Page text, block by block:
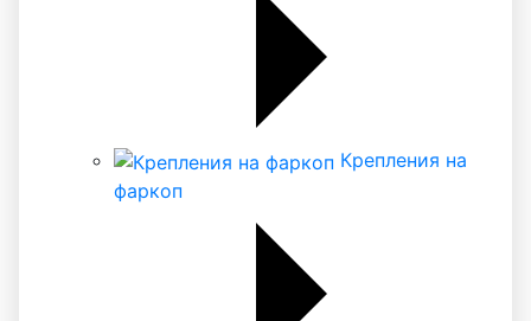
Крепления на
фаркоп